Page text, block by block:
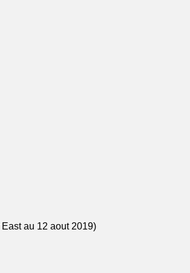
au 12 aout 2019)